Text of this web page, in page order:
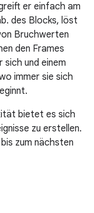
er einfach am
des Blocks, löst
Bruchwerten
den Frames
sich und einem
immer sie sich
bietet es sich
zu erstellen.
zum nächsten